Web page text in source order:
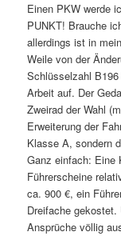
Einen PKW werde
PUNKT! Brauche
allerdings ist in
Weile von der
Schlüsselzahl
Arbeit auf. Der
Zweirad der Wahl
Erweiterung der
Klasse A, sondern
Ganz einfach: Eine
Führerscheine
ca. 900 €, ein
Dreifache
Ansprüche völlig